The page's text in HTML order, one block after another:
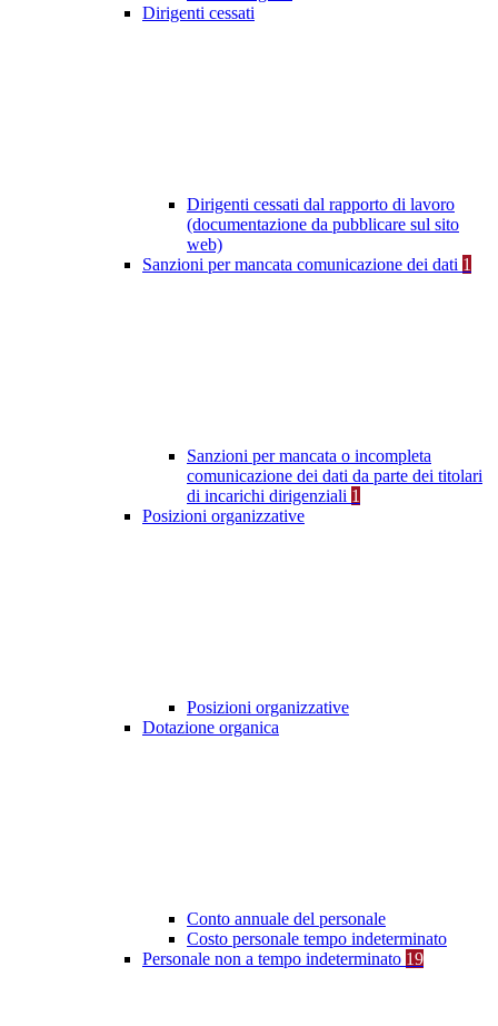
Dirigenti cessati
Dirigenti cessati dal rapporto di lavoro
(documentazione da pubblicare sul sito
web)
Sanzioni per mancata comunicazione dei dati 1
Sanzioni per mancata o incompleta
comunicazione dei dati da parte dei titolari
di incarichi dirigenziali 1
Posizioni organizzative
Posizioni organizzative
Dotazione organica
Conto annuale del personale
Costo personale tempo indeterminato
Personale non a tempo indeterminato 19